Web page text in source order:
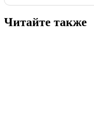
Читайте также